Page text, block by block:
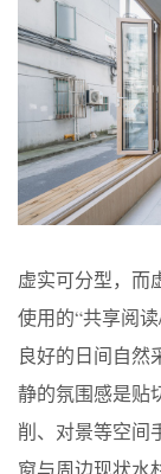
虚实可分型，而
使用的“共享阅
良好的日间自然
静的氛围感是贴
削、对景等空间
窗与周边现状水